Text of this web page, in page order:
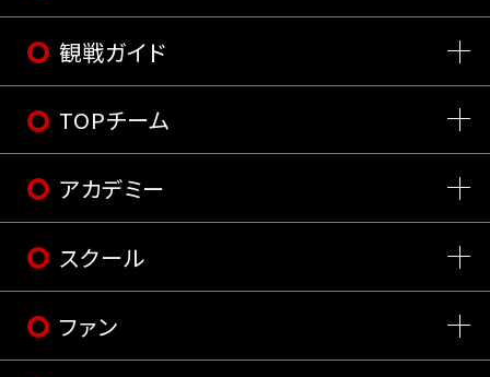
観戦ガイド
TOPチーム
アカデミー
スクール
ファン